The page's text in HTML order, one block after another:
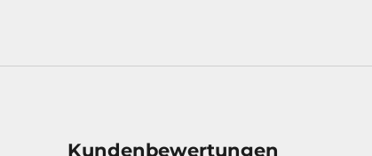
Kundenbewertungen